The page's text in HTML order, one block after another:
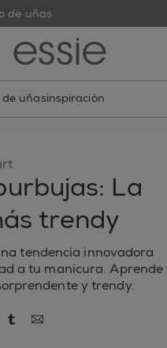
de uñas
uñasinspiración
La
trendy
tendencia innovadora
a tu manicura. Aprende
y trendy.
por Facebook
por Twitter
compartir por Pinterest
compartir por Tumblr
compartir por